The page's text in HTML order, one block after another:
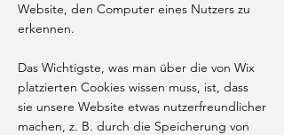
Website, den Computer eines Nutzers zu
erkennen.
Das Wichtigste, was man über die von Wix
platzierten Cookies wissen muss, ist, dass
sie unsere Website etwas nutzerfreundlicher
machen, z. B. durch die Speicherung von